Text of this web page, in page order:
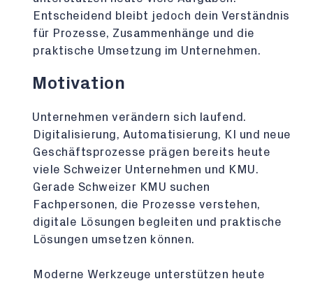
Entscheidend bleibt jedoch dein Verständnis
für Prozesse, Zusammenhänge und die
praktische Umsetzung im Unternehmen.
Motivation
Unternehmen verändern sich laufend.
Digitalisierung, Automatisierung, KI und neue
Geschäftsprozesse prägen bereits heute
viele Schweizer Unternehmen und KMU.
Gerade Schweizer KMU suchen
Fachpersonen, die Prozesse verstehen,
digitale Lösungen begleiten und praktische
Lösungen umsetzen können.
Moderne Werkzeuge unterstützen heute